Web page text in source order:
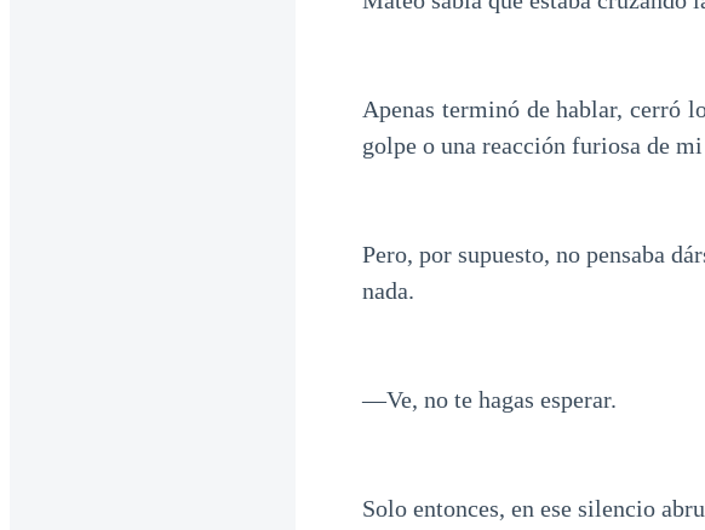
Apenas terminó de hablar, cerró
golpe o una reacción furiosa de
Pero, por supuesto, no pensaba
nada.
—Ve, no te hagas esperar.
Solo entonces, en ese silencio